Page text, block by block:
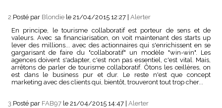
2. Posté par Blondie le 21/04/2015 12:27 Alerter
En principe, le tourisme collaboratif est porteur de sens et de
valeurs. Avec sa financiarisation, on voit maintenant des starts up
lever des millions... avec des actionnaires qui s'enrichissent en se
gargarisant de faire du "collaboratif" un modèle "win-win". Les
agences doivent s'adapter, c'est non pas essentiel, c'est vital. Mais,
arrêtons de parler de tourisme collaboratif. Ôtons les œillères, on
est dans le business pur et dur. Le reste n'est que concept
marketing avec des clients qui, bientôt, trouveront tout trop cher...
3.Posté par FAB97 le 21/04/2015 14:47 Alerter